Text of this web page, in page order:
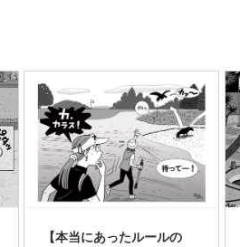
【本当にあったルールの